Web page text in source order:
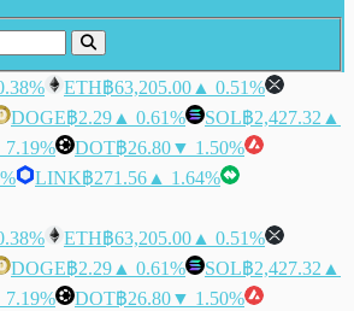
ETH฿63,205.00 ▲ 0.51%
DOGE฿2.29 ▲ 0.61% SOL฿2,427.32 ▲
DOT฿26.80▼ 1.50%
LINK฿271.56 ▲ 1.64%
ETH฿63,205.00 ▲ 0.51%
DOGE฿2.29 ▲ 0.61% SOL฿2,427.32 ▲
DOT฿26.80▼ 1.50%